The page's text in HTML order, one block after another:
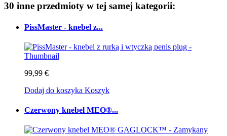
30 inne przedmioty w tej samej kategorii:
PissMaster - knebel z...
99,99 €
Dodaj do koszyka Koszyk
Czerwony knebel MEO®...